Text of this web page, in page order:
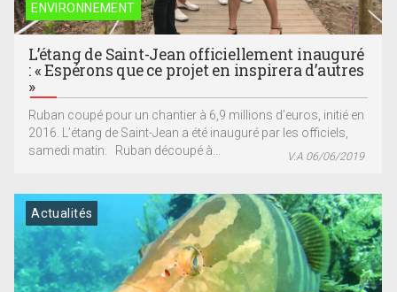
ENVIRONNEMENT
L’étang de Saint-Jean officiellement inauguré
: « Espérons que ce projet en inspirera d’autres
»
Ruban coupé pour un chantier à 6,9 millions d’euros, initié en
2016. L’étang de Saint-Jean a été inauguré par les officiels,
samedi matin. Ruban découpé à...
V.A 06/06/2019
Actualités